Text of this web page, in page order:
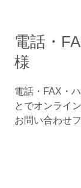
電話・
様
電話・FAX・
とでオンライ
お問い合わせ